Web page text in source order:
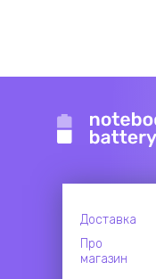
Доставка
Про
магазин